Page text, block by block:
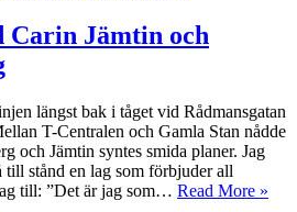
Carin Jämtin och
längst bak i tåget vid Rådmansgatan
T-Centralen och Gamla Stan nådde
och Jämtin syntes smida planer. Jag
stånd en lag som förbjuder all
till: ”Det är jag som… Read More »